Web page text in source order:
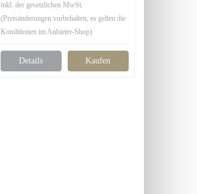
inkl. der gesetzlichen MwSt.
(Preisänderungen vorbehalten, es gelten die
Konditionen im Anbieter-Shop)
Details Kaufen